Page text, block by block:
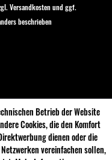
Versandkostenund ggf.
beschrieben
Betrieb der Website
Cookies, die den Komfort
dienen oder die
vereinfachen sollen,